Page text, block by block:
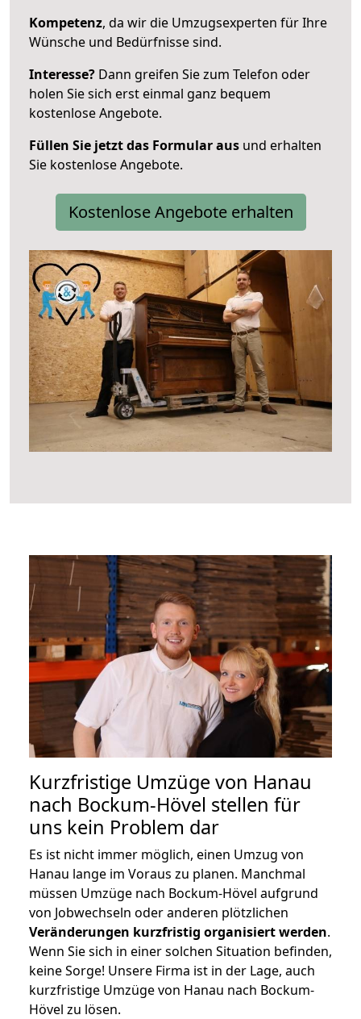
Kompetenz, da wir die Umzugsexperten für Ihre
Wünsche und Bedürfnisse sind.
Interesse? Dann greifen Sie zum Telefon oder
holen Sie sich erst einmal ganz bequem
kostenlose Angebote.
Füllen Sie jetzt das Formular aus und erhalten
Sie kostenlose Angebote.
Kostenlose Angebote erhalten
Kurzfristige Umzüge von Hanau
nach Bockum-Hövel stellen für
uns kein Problem dar
Es ist nicht immer möglich, einen Umzug von
Hanau lange im Voraus zu planen. Manchmal
müssen Umzüge nach Bockum-Hövel aufgrund
von Jobwechseln oder anderen plötzlichen
Veränderungen kurzfristig organisiert werden.
Wenn Sie sich in einer solchen Situation befinden,
keine Sorge! Unsere Firma ist in der Lage, auch
kurzfristige Umzüge von Hanau nach Bockum-
Hövel zu lösen.